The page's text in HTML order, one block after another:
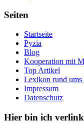
Seiten
Startseite
Pyzia
Blog
Kooperation mit
Top Artikel
Lexikon rund ums
Impressum
Datenschutz
Hier bin ich